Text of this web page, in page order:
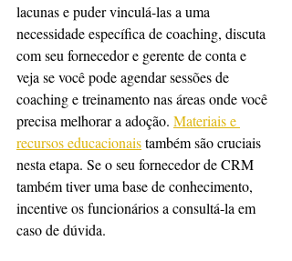
lacunas e puder vinculá-las a uma
necessidade específica de coaching, discuta
com seu fornecedor e gerente de conta e
veja se você pode agendar sessões de
coaching e treinamento nas áreas onde você
precisa melhorar a adoção. Materiais e
recursos educacionais também são cruciais
nesta etapa. Se o seu fornecedor de CRM
também tiver uma base de conhecimento,
incentive os funcionários a consultá-la em
caso de dúvida.